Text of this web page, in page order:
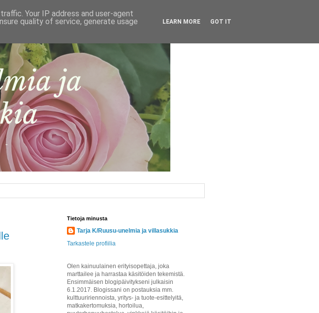
Tietoja minusta
Tarja K/Ruusu-unelmia ja villasukkia
Tarkastele profiilia
Olen kainuulainen erityisopettaja, joka
marttailee ja harrastaa käsitöiden tekemistä.
Ensimmäisen blogipäivitykseni julkaisin
6.1.2017. Blogissani on postauksia mm.
kulttuuririennoista, yritys- ja tuote-esittelyitä,
matkakertomuksia, hortoilua,
Your IP address and user-agent
quality of service, generate usage
LEARN MORE GOT IT